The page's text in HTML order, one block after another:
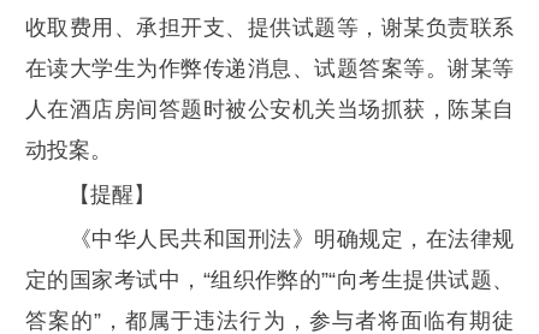
收取费用、承担开支、提供试题等，谢某负责联系
在读大学生为作弊传递消息、试题答案等。谢某等
人在酒店房间答题时被公安机关当场抓获，陈某自
动投案。
【提醒】
《中华人民共和国刑法》明确规定，在法律规
定的国家考试中，“组织作弊的”“向考生提供试题、
答案的”，都属于违法行为，参与者将面临有期徒